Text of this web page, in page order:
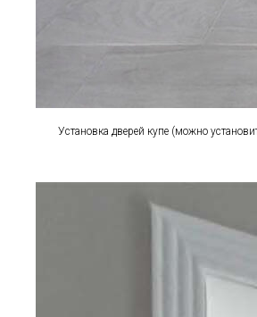
Установка дверей купе (можно